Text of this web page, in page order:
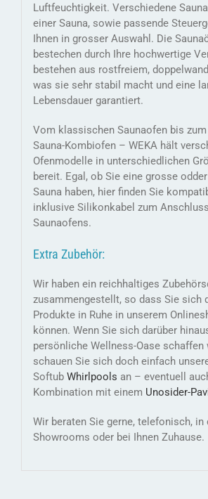
Luftfeuchtigkeit. Verschiedene
einer Sauna, sowie passende
Ihnen in grosser Auswahl. Die
bestechen durch Ihre hochwertige
bestehen aus rostfreiem,
was sie sehr stabil macht und eine
Lebensdauer garantiert.
Vom klassischen Saunaofen bis zum
Sauna-Kombiofen – WEKA hält
Ofenmodelle in unterschiedlichen
bereit. Egal, ob Sie eine grosse
Sauna haben, hier finden Sie
inklusive Silikonkabel zum
Saunaofens.
Extra Zubehör:
Wir haben ein reichhaltiges
zusammengestellt, so dass Sie sich
Produkte in Ruhe in unserem
können. Wenn Sie sich darüber
persönliche Wellness-Oase schaffen
schauen Sie sich doch einfach
Softub Whirlpools an – eventuell
Kombination mit einem Unosider-
Wir beraten Sie gerne, telefonisch, in
Showrooms oder bei Ihnen Zuhause.